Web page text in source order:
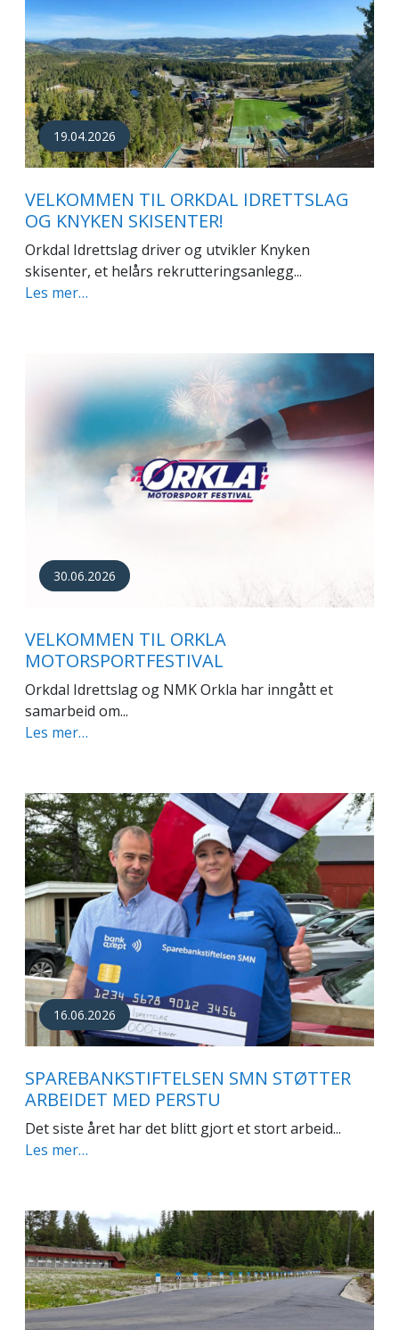
19.04.2026
VELKOMMEN TIL ORKDAL IDRETTSLAG
OG KNYKEN SKISENTER!
Orkdal Idrettslag driver og utvikler Knyken
skisenter, et helårs rekrutteringsanlegg...
Les mer…
30.06.2026
VELKOMMEN TIL ORKLA
MOTORSPORTFESTIVAL
Orkdal Idrettslag og NMK Orkla har inngått et
samarbeid om...
Les mer…
16.06.2026
SPAREBANKSTIFTELSEN SMN STØTTER
ARBEIDET MED PERSTU
Det siste året har det blitt gjort et stort arbeid...
Les mer…